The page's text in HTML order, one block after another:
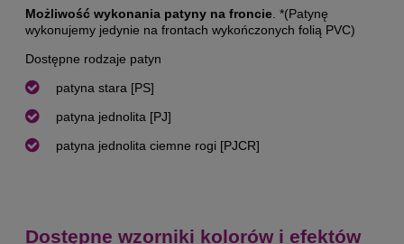
Możliwość wykonania patyny na froncie . *(Patynę
wykonujemy jedynie na frontach wykończonych folią PVC)
Dostępne rodzaje patyn
patyna stara [PS]
patyna jednolita [PJ]
patyna jednolita ciemne rogi [PJCR]
Dostępne wzorniki kolorów i efektów